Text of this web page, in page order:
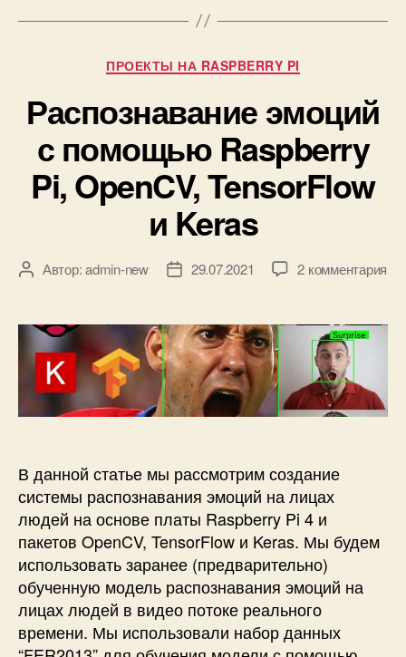
о
л
е
н
а
R
s
e
r
r
y
P
M
e
d
a
P
i
p
e
к
Р
у
б
р
и
к
и
ПРОЕКТЫ НА RASPBERRY PI
Распознавание эмоций
с помощью Raspberry
Pi, OpenCV, TensorFlow
и Keras
А
о
и
Автор:admin-new
Д
а
з
а
п
и
29.07.2021 2 комментария
п
Р
В данной статье мы рассмотрим создание
системы распознавания эмоций на лицах
людей на основе платы Raspberry Pi 4 и
пакетов OpenCV, TensorFlow и Keras. Мы будем
использовать заранее (предварительно)
обученную модель распознавания эмоций на
лицах людей в видео потоке реального
времени. Мы использовали набор данных